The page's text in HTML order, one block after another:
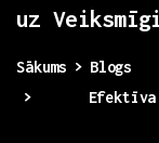
uz
Sākums
Blogs